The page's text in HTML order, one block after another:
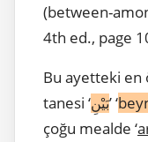
(between-
4th ed., page
Bu ayetteki
tanesi ‘بَيْنِ’ ‘
çoğu mealde ‘